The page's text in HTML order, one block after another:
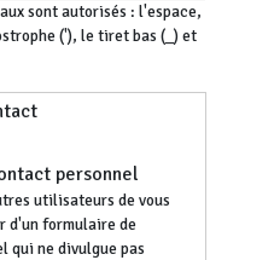
sont autorisés : l'espace,
('), le tiret bas (_) et
personnel
utilisateurs de vous
d'un formulaire de
qui ne divulgue pas